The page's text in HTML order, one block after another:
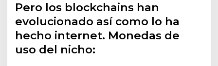
Pero los blockchains han
evolucionado así como lo ha
hecho internet. Monedas de
uso del nicho: